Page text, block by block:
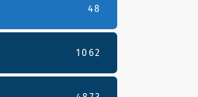
48
1062